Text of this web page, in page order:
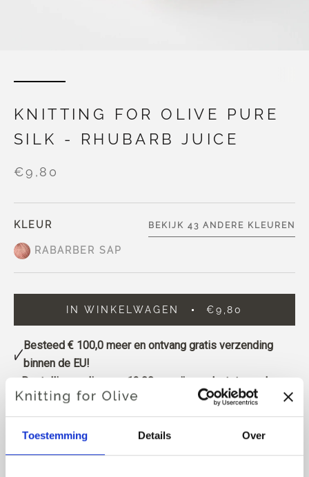
Toestemming Details Over
KNITTING FOR OLIVE PURE
SILK - RHUBARB JUICE
€9,80
KLEUR
RABARBER SAP
BEKIJK 43 ANDERE KLEUREN
IN WINKELWAGEN €9,80
Besteed € 100,0meer en ontvang gratis verzending
binnen de EU!
Bestellingen die voor 13.00 uur zijn geplaatst, worden
dezelfde dag verzonden.
Knitting for Olive Pure Silk is een zacht, exclusief garen
van zuivere bourettezijde (ruwe zijde), gemaakt van